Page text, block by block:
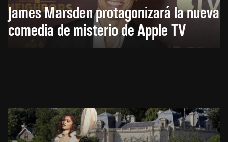
James Marsden protagonizará la nueva
comedia de misterio de Apple TV